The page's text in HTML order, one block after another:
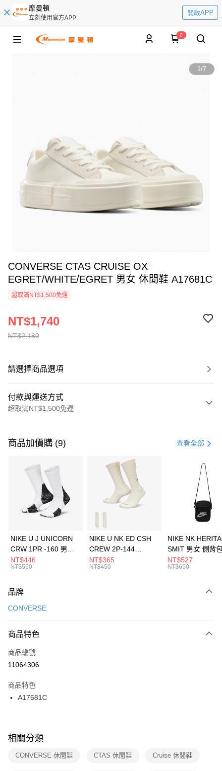
摩曼頓
立刻使用官方APP
開啟APP
0
1/7
CONVERSE CTAS CRUISE OX
EGRET/WHITE/EGRET 男女 休閒鞋 A17681C
超取滿NT$1,500免運
NT$2,180
NT$1,740
請選擇商品選項
付款與運送方式
超取滿NT$1,500免運
信用卡一次付款
3 期 0 利率 每期 21家銀行
合作金庫商業銀行
第一商業銀行
華南商業銀行
彰化商業銀行
上海商業儲蓄銀行
元大商業銀行
台灣樂天信用卡公司
Apple Pay
全盈+PAY
AFTEE先享後付
【關於「AFTEE先享後付」】
便利好安心！
３．安心：先確認商品／服務後，再付款。
【「AFTEE先享後付」結帳流程】
１．於結帳方式選擇「AFTEE先享後付」後，將跳轉至「AFTEE先享後付」
２．訂單成立數日內，您將收到繳費通知簡訊。
３．收到繳費通知簡訊後14天內，點擊此簡訊中的連結，可透過四大超商／
ATM／網路銀行／等多元方式進行付款，方視為交易完成。
※ 交易是否成功請以「AFTEE先享後付 」之結帳頁面顯示為準，若有關於
是否繳費成功／繳費後需取消欲退款等相關疑問，請聯繫「AFTEE先享後付
客戶支援中心」 https://netprotections.freshdesk.com/support/home
運送方式
每筆NT$100，滿NT$1,500(含以上)免運費
宅配
每筆NT$100，滿NT$1,500(含以上)免運費
付款後門市自取
每筆NT$100，滿NT$1,500(含以上)免運費
商品加價購 (9) 查看全部
NIKE U J UNICORN
CRW 1PR -160 男女
中統襪 FZ3393100
NT$446
NT$550
NIKE U NK ED CSH
CREW 2P-144
EMBRDY 男女 短統襪
FZ3073133
NT$365
NT$450
NIKE NK
SMIT 男女 側背
BA5871010
NT$527
NT$650
品牌
CONVERSE
商品特色
商品編號
11064306
商品特色
A17681C
相關分類
CONVERSE 休閒鞋 CTAS 休閒鞋 Cruise 休閒鞋